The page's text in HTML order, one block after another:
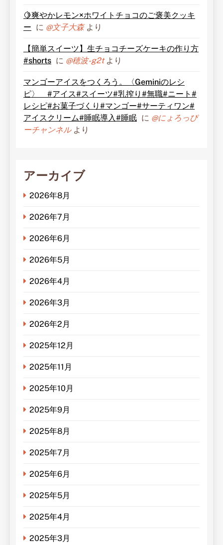
🍋爽やかレモン×ホワイトチョコのご褒美クッキ
ー に @文子大森より
【簡単スイーツ】生チョコチーズケーキの作り方
#shorts に @穂波-g2tより
マンゴーアイスをつくろう。〈Geminiのレシ
ピ〉 #アイス#スイーツ#乳搾り#無職#ニート#
レシピ#お菓子づくり#マンゴー#サーティワン#
アイスクリーム#睡眠導入#睡眠 に @にょろっぴ
ーチャンネルより
アーカイブ
2026年8月
2026年7月
2026年6月
2026年5月
2026年4月
2026年3月
2026年2月
2025年12月
2025年11月
2025年10月
2025年9月
2025年8月
2025年7月
2025年6月
2025年5月
2025年4月
2025年3月